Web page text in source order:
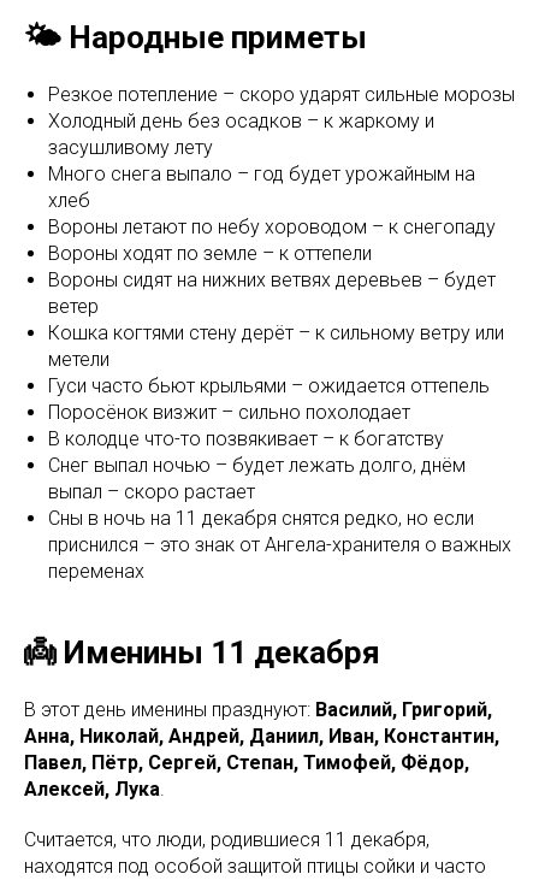
🌤️ Народные приметы
Резкое потепление – скоро ударят сильные морозы
Холодный день без осадков – к жаркому и
засушливому лету
Много снега выпало – год будет урожайным на
хлеб
Вороны летают по небу хороводом – к снегопаду
Вороны ходят по земле – к оттепели
Вороны сидят на нижних ветвях деревьев – будет
ветер
Кошка когтями стену дерёт – к сильному ветру или
метели
Гуси часто бьют крыльями – ожидается оттепель
Поросёнок визжит – сильно похолодает
В колодце что-то позвякивает – к богатству
Снег выпал ночью – будет лежать долго, днём
выпал – скоро растает
Сны в ночь на 11 декабря снятся редко, но если
приснился – это знак от Ангела-хранителя о важных
переменах
👼 Именины 11 декабря
В этот день именины празднуют: Василий, Григорий,
Анна, Николай, Андрей, Даниил, Иван, Константин,
Павел, Пётр, Сергей, Степан, Тимофей, Фёдор,
Алексей, Лука.
Считается, что люди, родившиеся 11 декабря,
находятся под особой защитой птицы сойки и часто